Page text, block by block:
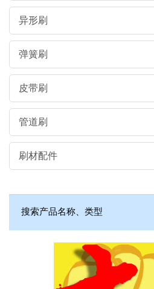
异形刷
弹簧刷
皮带刷
管道刷
刷材配件